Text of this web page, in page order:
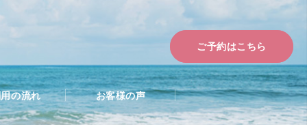
ご予約はこちら
の流れ お客様の声